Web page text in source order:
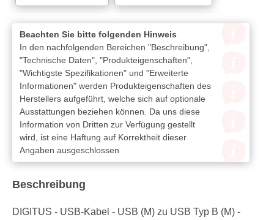
Beachten Sie bitte folgenden Hinweis
In den nachfolgenden Bereichen "Beschreibung",
"Technische Daten", "Produkteigenschaften",
"Wichtigste Spezifikationen" und "Erweiterte
Informationen" werden Produkteigenschaften des
Herstellers aufgeführt, welche sich auf optionale
Ausstattungen beziehen können. Da uns diese
Information von Dritten zur Verfügung gestellt
wird, ist eine Haftung auf Korrektheit dieser
Angaben ausgeschlossen
Beschreibung
DIGITUS - USB-Kabel - USB (M) zu USB Typ B (M) -